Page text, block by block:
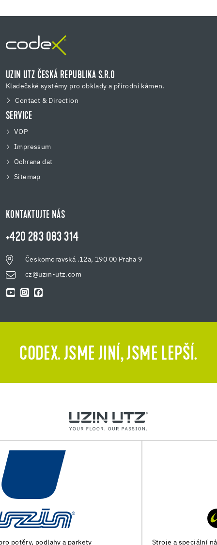
UZIN UTZ ČESKÁ REPUBLIKA S.R.O
Kladečské systémy pro obklady a přírodní kámen.
Contact & Direction
SERVICE
VOP
Impressum
Ochrana dat
Sitemap
KONTAKTUJTE NÁS
+420 283 083 314
Českomoravská .12a, 190 00 Praha 9
cz@uzin-utz.com
CODEX. JSME JINÍ, JSME LEPŠÍ.
Stroje a speciální nářadí pro přípravu podkladu a pokládku